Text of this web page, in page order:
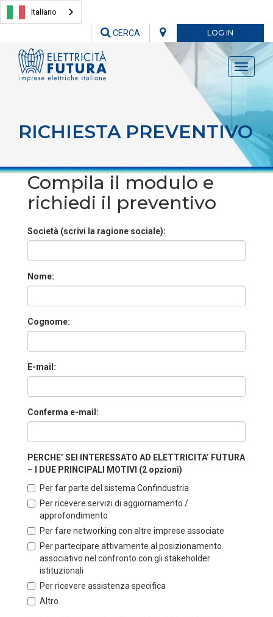
Italiano
LOG IN
CERCA
Toggle
RICHIESTA PREVENTIVO
Compila il modulo e
richiedi il preventivo
Società (scrivi la ragione sociale):
Nome:
Cognome:
E-mail:
Conferma e-mail:
PERCHE’ SEI INTERESSATO AD ELETTRICITA’ FUTURA
– I DUE PRINCIPALI MOTIVI (2 opzioni)
Per far parte del sistema Confindustria
Per ricevere servizi di aggiornamento /
approfondimento
Per fare networking con altre imprese associate
Per partecipare attivamente al posizionamento
associativo nel confronto con gli stakeholder
istituzionali
Per ricevere assistenza specifica
Altro